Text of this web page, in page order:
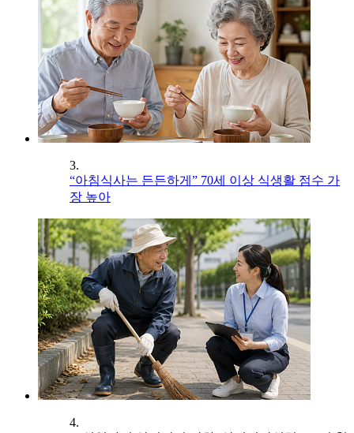
3.
“아침식사는 든든하게” 70세 이상 식생활 점수 가
장 높아
4.